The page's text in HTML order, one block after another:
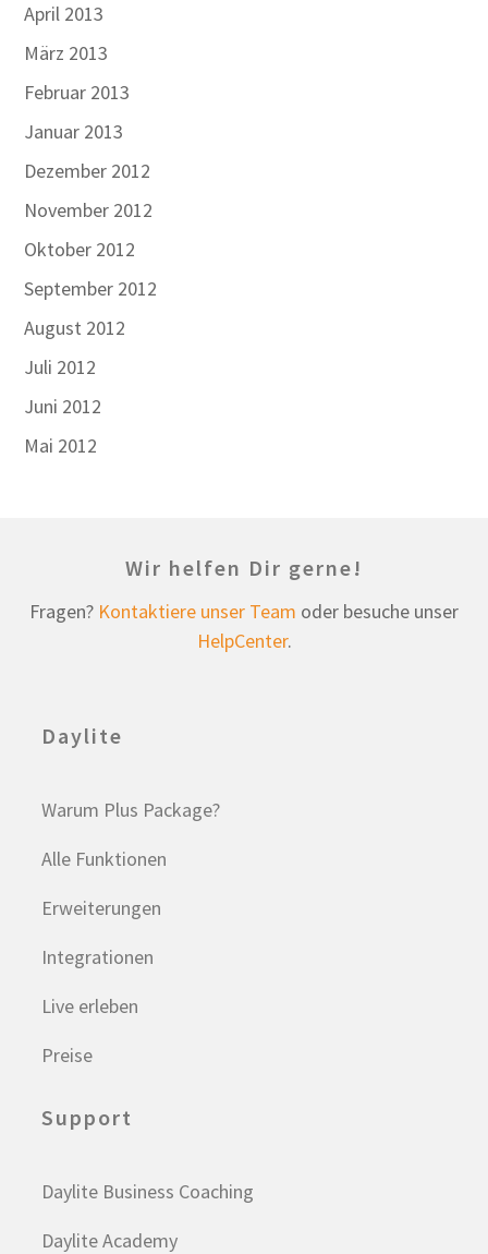
April 2013
März 2013
Februar 2013
Januar 2013
Dezember 2012
November 2012
Oktober 2012
September 2012
August 2012
Juli 2012
Juni 2012
Mai 2012
Wir helfen Dir gerne!
Fragen? Kontaktiere unser Team oder besuche unser
HelpCenter.
Daylite
Warum Plus Package?
Alle Funktionen
Erweiterungen
Integrationen
Live erleben
Preise
Support
Daylite Business Coaching
Daylite Academy